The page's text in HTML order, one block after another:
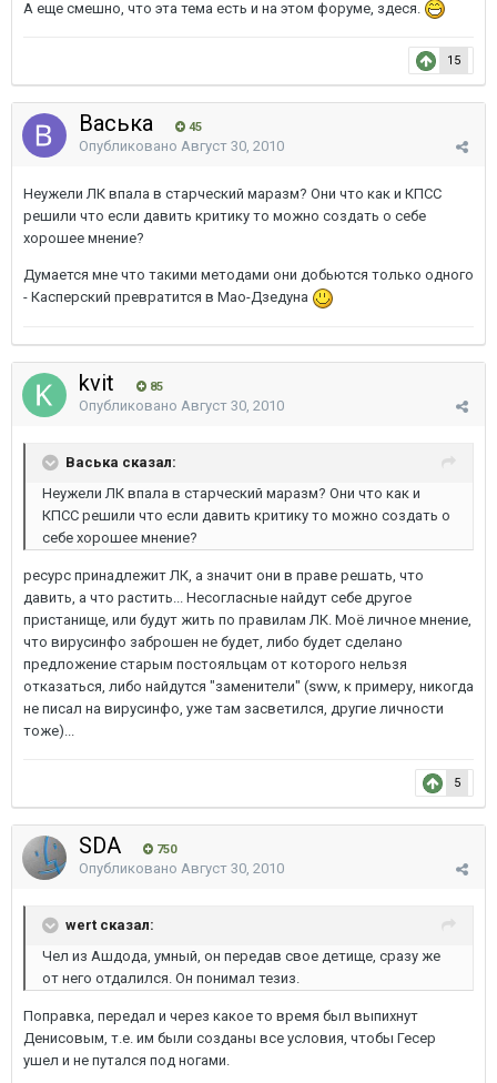
А еще смешно, что эта тема есть и на этом форуме, здеся.
15
Васька 45
Опубликовано Август 30, 2010
Неужели ЛК впала в старческий маразм? Они что как и КПСС
решили что если давить критику то можно создать о себе
хорошее мнение?
Думается мне что такими методами они добьются только одного
- Касперский превратится в Мао-Дзедуна
kvit 85
Опубликовано Август 30, 2010
Васька сказал:
Неужели ЛК впала в старческий маразм? Они что как и
КПСС решили что если давить критику то можно создать о
себе хорошее мнение?
ресурс принадлежит ЛК, а значит они в праве решать, что
давить, а что растить... Несогласные найдут себе другое
пристанище, или будут жить по правилам ЛК. Моё личное мнение,
что вирусинфо заброшен не будет, либо будет сделано
предложение старым постояльцам от которого нельзя
отказаться, либо найдутся "заменители" (sww, к примеру, никогда
не писал на вирусинфо, уже там засветился, другие личности
тоже)...
5
SDA 750
Опубликовано Август 30, 2010
wert сказал:
Чел из Ашдода, умный, он передав свое детище, сразу же
от него отдалился. Он понимал тезиз.
Поправка, передал и через какое то время был выпихнут
Денисовым, т.е. им были созданы все условия, чтобы Гесер
ушел и не путался под ногами.